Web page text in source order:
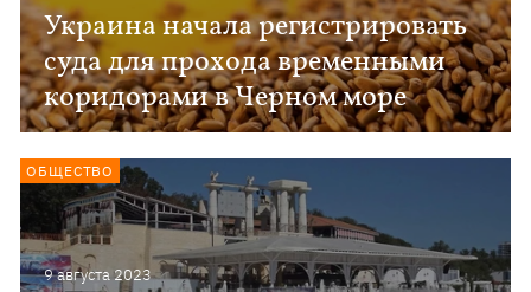
Украина начала регистрировать
суда для прохода временными
коридорами в Черном море
9 августа 2023
ОБЩЕСТВО